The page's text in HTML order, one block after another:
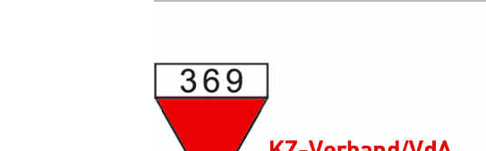
KZ-Verband/VdA
Bundesverband österreichischer